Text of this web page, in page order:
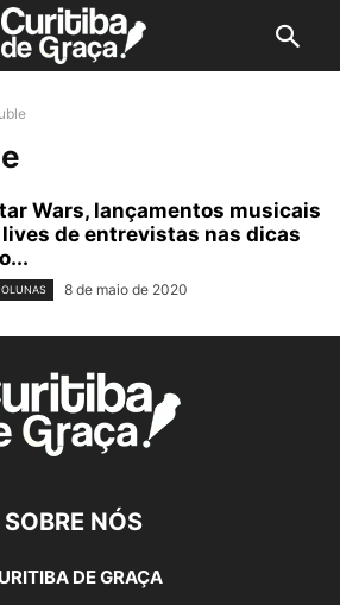
Wars, lançamentos musicais
lives de entrevistas nas dicas
8 de maio de 2020
SOBRE NÓS
DE GRAÇA